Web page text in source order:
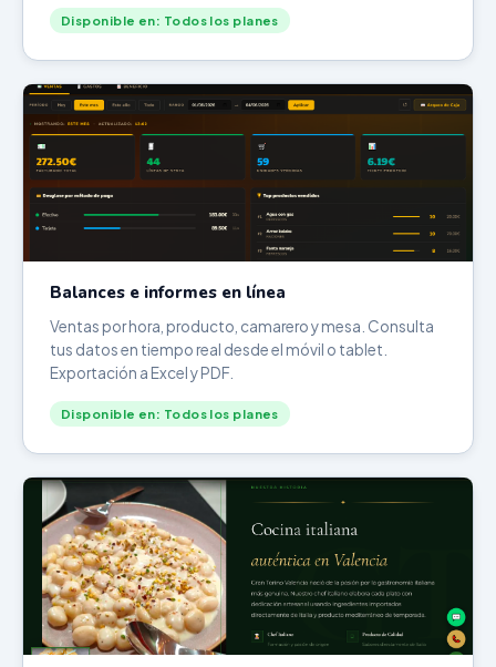
Disponible en: Todos los planes
Balances e informes en línea
Ventas por hora, producto, camarero y mesa. Consulta
tus datos en tiempo real desde el móvil o tablet.
Exportación a Excel y PDF.
Disponible en: Todos los planes